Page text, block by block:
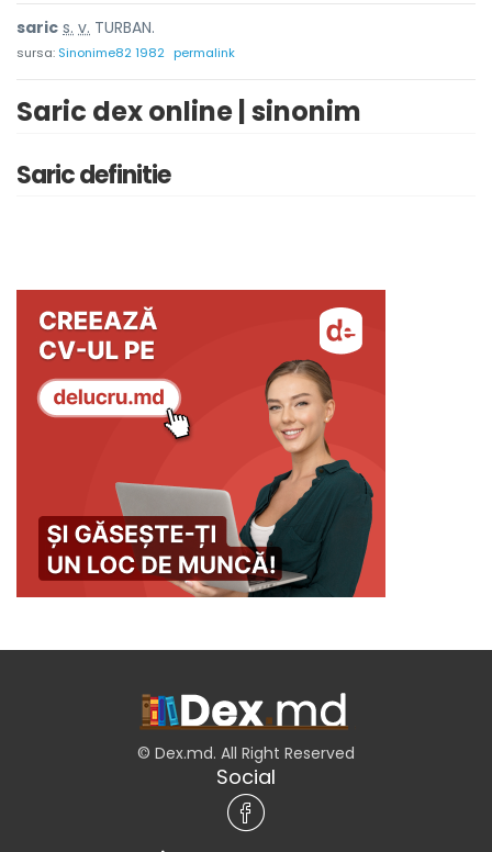
saric s. v. TURBAN.
sursa: Sinonime82 1982 permalink
Saric dex online | sinonim
Saric definitie
© Dex.md. All Right Reserved
Social